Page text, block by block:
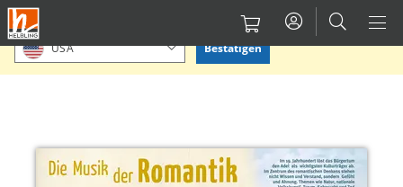
Direkt
zum
Inhalt
Bitte Standort bestätigen oder einen anderen auswählen.
USA Bestätigen